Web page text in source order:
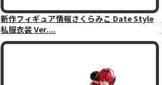
新作フィギュア情報さくらみこ Date Style
私服衣装 Ver....